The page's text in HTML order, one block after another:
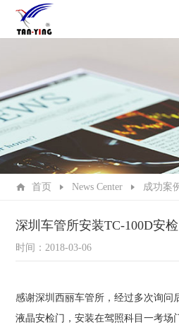
首页 News Center 成功案
深圳车管所安装TC-100D安
时间：2018-03-06
感谢深圳西丽车管所，经过多次询问
液晶安检门，安装在驾照科目一考场